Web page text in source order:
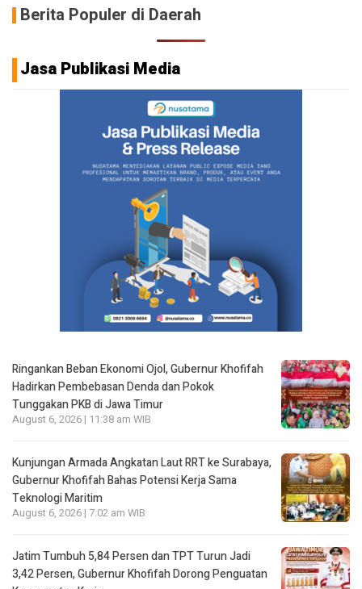
Berita Populer di Daerah
Jasa Publikasi Media
Ringankan Beban Ekonomi Ojol, Gubernur Khofifah
Hadirkan Pembebasan Denda dan Pokok
Tunggakan PKB di Jawa Timur
August 6, 2026 | 11:38 am WIB
Kunjungan Armada Angkatan Laut RRT ke Surabaya,
Gubernur Khofifah Bahas Potensi Kerja Sama
Teknologi Maritim
August 6, 2026 | 7:02 am WIB
Jatim Tumbuh 5,84 Persen dan TPT Turun Jadi
3,42 Persen, Gubernur Khofifah Dorong Penguatan